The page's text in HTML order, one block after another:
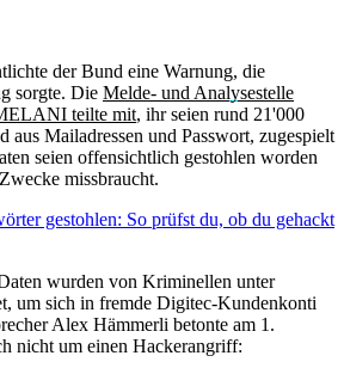
der Bund eine Warnung, die
sorgte. Die Melde- und Analysestelle
teilte mit, ihr seien rund 21'000
aus Mailadressen und Passwort, zugespielt
seien offensichtlich gestohlen worden
missbraucht.
gestohlen: So prüfst du, ob du gehackt
wurden von Kriminellen unter
um sich in fremde Digitec-Kundenkonti
Alex Hämmerli betonte am 1.
nicht um einen Hackerangriff: